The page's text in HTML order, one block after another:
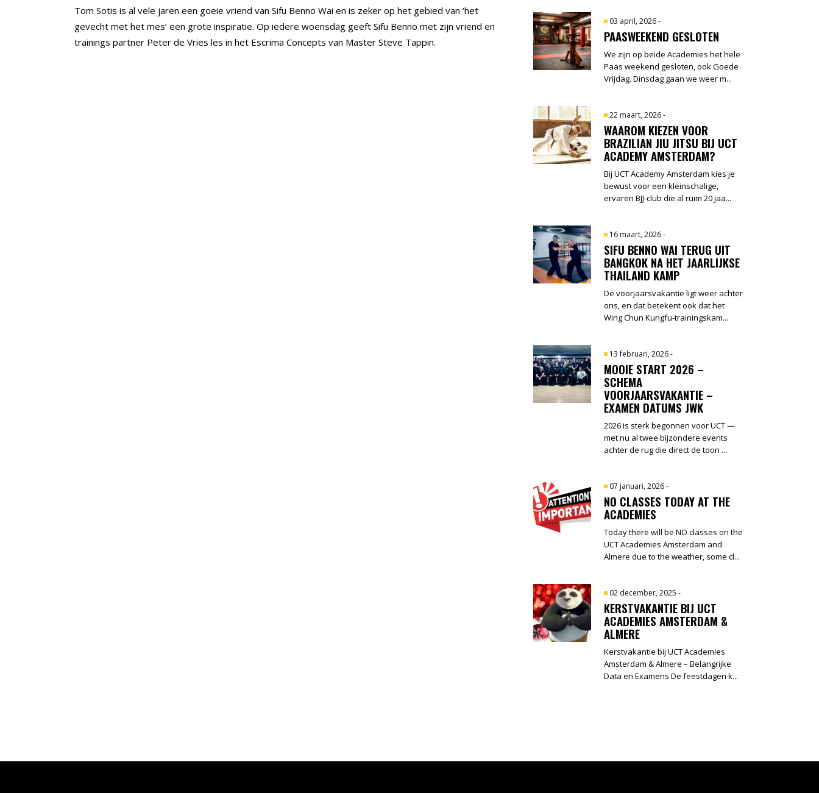
Tom Sotis is al vele jaren een goeie vriend van Sifu Benno Wai en is zeker op het gebied van ‘het
gevecht met het mes’ een grote inspiratie. Op iedere woensdag geeft Sifu Benno met zijn vriend en
trainings partner Peter de Vries les in het Escrima Concepts van Master Steve Tappin.
03 april, 2026-
PAASWEEKEND GESLOTEN
We zijn op beide Academies het hele
Paas weekend gesloten, ook Goede
Vrijdag. Dinsdag gaan we weer m...
22 maart, 2026-
WAAROM KIEZEN VOOR
BRAZILIAN JIU JITSU BIJ UCT
ACADEMY AMSTERDAM?
Bij UCT Academy Amsterdam kies je
bewust voor een kleinschalige,
ervaren BJJ-club die al ruim 20 jaa...
16 maart, 2026-
SIFU BENNO WAI TERUG UIT
BANGKOK NA HET JAARLIJKSE
THAILAND KAMP
De voorjaarsvakantie ligt weer achter
ons, en dat betekent ook dat het
Wing Chun Kungfu-trainingskam...
13 februari, 2026-
MOOIE START 2026 –
SCHEMA
VOORJAARSVAKANTIE –
EXAMEN DATUMS JWK
2026 is sterk begonnen voor UCT —
met nu al twee bijzondere events
achter de rug die direct de toon ...
07 januari, 2026-
NO CLASSES TODAY AT THE
ACADEMIES
Today there will be NO classes on the
UCT Academies Amsterdam and
Almere due to the weather, some cl...
02 december, 2025-
KERSTVAKANTIE BIJ UCT
ACADEMIES AMSTERDAM &
ALMERE
Kerstvakantie bij UCT Academies
Amsterdam & Almere – Belangrijke
Data en Examens De feestdagen k...